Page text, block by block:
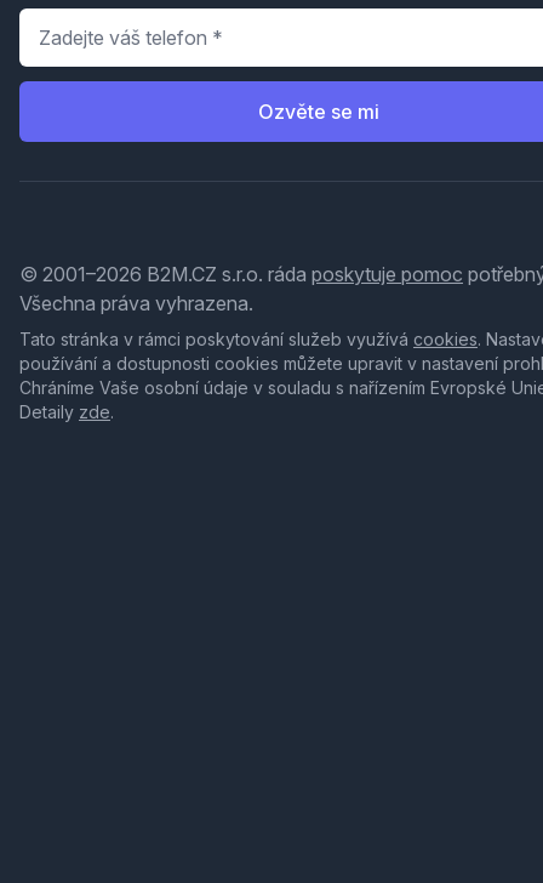
Telefon
Ozvěte se mi
© 2001–2026 B2M.CZ s.r.o. ráda poskytuje pomoc
Všechna práva vyhrazena.
Tato stránka v rámci poskytování služeb využívá cookies.
používání a dostupnosti cookies můžete upravit v nastavení
Chráníme Vaše osobní údaje v souladu s nařízením Evropské
Detaily zde.